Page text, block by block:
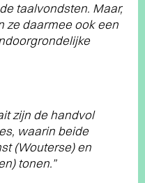
taalvondsten. Maar,
ze daarmee ook een
zijn de handvol
waarin beide
(Wouterse) en
tonen.”